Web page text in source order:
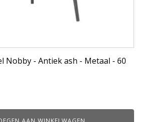
Nobby - Antiek ash - Metaal - 60